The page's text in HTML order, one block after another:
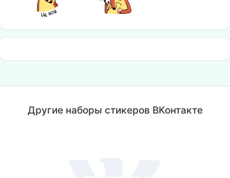
Другие наборы стикеров ВКонтакте